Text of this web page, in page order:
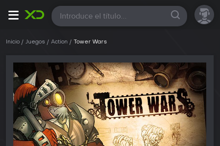
Todas
Inicio Juegos Action Tower Wars